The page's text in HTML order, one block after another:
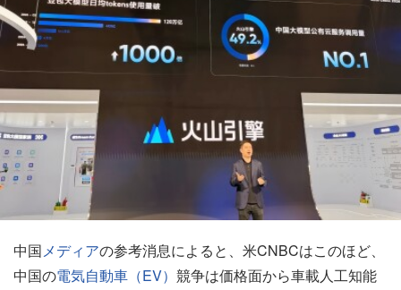
中国メディアの参考消息によると、米CNBCはこのほど、
中国の電気自動車（EV） 競争は価格面から車載人工知能